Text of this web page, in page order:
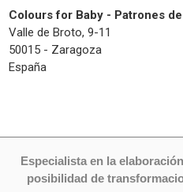
Colours for Baby - Patrones
Valle de Broto, 9-11
50015 - Zaragoza
España
Especialista en la
posibilidad de